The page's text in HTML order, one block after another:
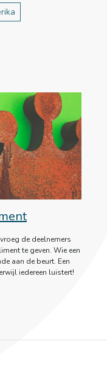
de deelnemers
te geven. Wie een
aan de beurt. Een
iedereen luistert!